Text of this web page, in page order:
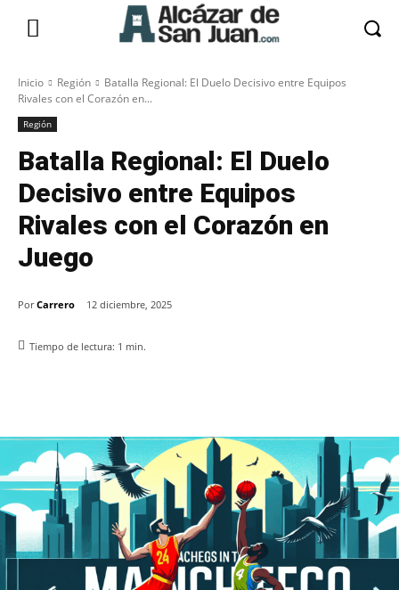
Inicio Región
Batalla Regional: El Duelo Decisivo entre Equipos
Rivales con el Corazón en...
Región
Batalla Regional: El Duelo
Decisivo entre Equipos
Rivales con el Corazón en
Juego
Por Carrero 12 diciembre, 2025
Tiempo de lectura: 1 min.